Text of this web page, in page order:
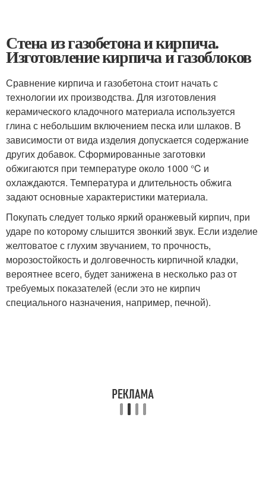
Стена из газобетона и кирпича.
Изготовление кирпича и газоблоков
Сравнение кирпича и газобетона стоит начать с
технологии их производства. Для изготовления
керамического кладочного материала используется
глина с небольшим включением песка или шлаков. В
зависимости от вида изделия допускается содержание
других добавок. Сформированные заготовки
обжигаются при температуре около 1000 °C и
охлаждаются. Температура и длительность обжига
задают основные характеристики материала.
Покупать следует только яркий оранжевый кирпич, при
ударе по которому слышится звонкий звук. Если изделие
желтоватое с глухим звучанием, то прочность,
морозостойкость и долговечность кирпичной кладки,
вероятнее всего, будет занижена в несколько раз от
требуемых показателей (если это не кирпич
специального назначения, например, печной).